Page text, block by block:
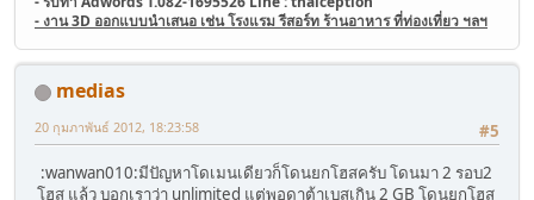
- งาน 3D ออกแบบนำเสนอ เช่น โรงแรม รีสอร์ท ร้านอาหาร ที่ท่องเที่ยว ฯลฯ
medias
#5
20 กุมภาพันธ์ 2012, 18:23:58
:wanwan010:มีปัญหาโดเมนเดียวก็โดนยกโฮสครับ โดนมา 2 รอบ2
โฮส แล้ว บอกเราว่า unlimited แต่พอดาต้าเบสเกิน 2 GB โดนยกโฮส